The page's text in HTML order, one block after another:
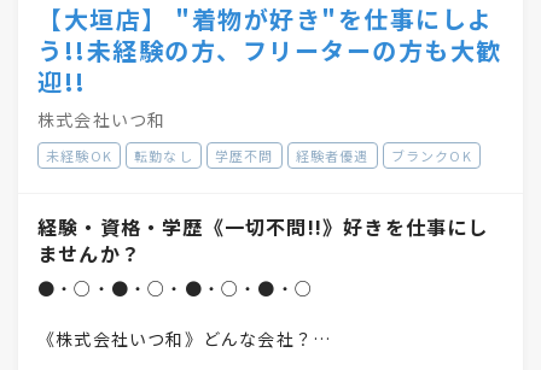
【大垣店】 "着物が好き"を仕事にしよ
う!!未経験の方、フリーターの方も大歓
迎!!
株式会社いつ和
未経験OK 転勤なし 学歴不問 経験者優遇 ブランクOK
経験・資格・学歴《一切不問!!》好きを仕事にし
ませんか？
●・○・●・○・●・○・●・○
《株式会社いつ和》どんな会社？